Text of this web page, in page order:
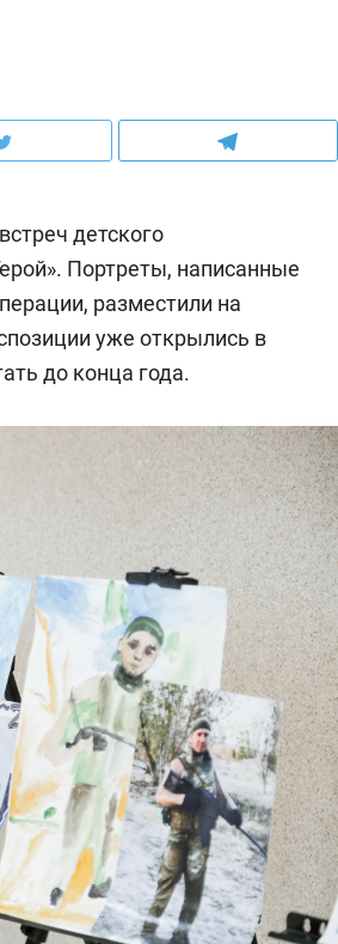
детского
Портреты, написанные
разместили на
уже открылись в
до конца года.